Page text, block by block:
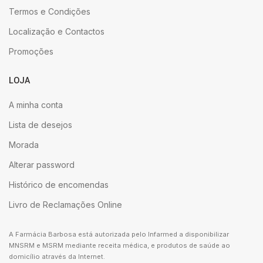
Termos e Condições
Localização e Contactos
Promoções
LOJA
A minha conta
Lista de desejos
Morada
Alterar password
Histórico de encomendas
Livro de Reclamações Online
A Farmácia Barbosa está autorizada pelo Infarmed a disponibilizar
MNSRM e MSRM mediante receita médica, e produtos de saúde ao
domicílio através da Internet.